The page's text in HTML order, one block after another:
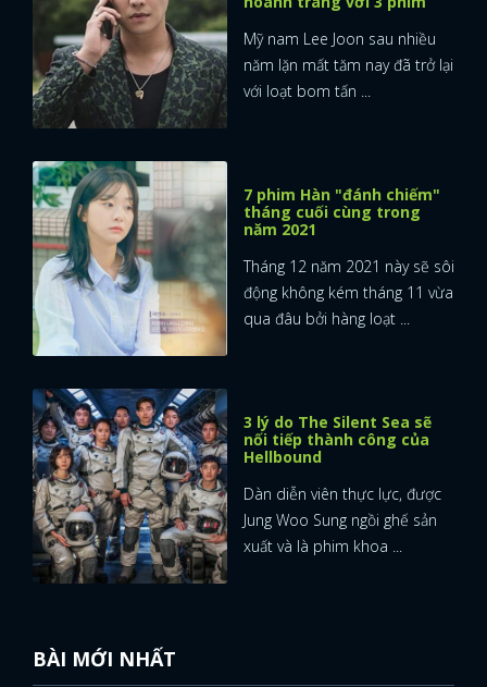
Mỹ nam Lee Joon sau nhiều
năm lặn mất tăm nay đã trở lại
với loạt bom tấn ...
7 phim Hàn "đánh chiếm"
tháng cuối cùng trong
năm 2021
Tháng 12 năm 2021 này sẽ sôi
động không kém tháng 11 vừa
qua đâu bởi hàng loạt ...
3 lý do The Silent Sea sẽ
nối tiếp thành công của
Hellbound
Dàn diễn viên thực lực, được
Jung Woo Sung ngồi ghế sản
xuất và là phim khoa ...
BÀI MỚI NHẤT